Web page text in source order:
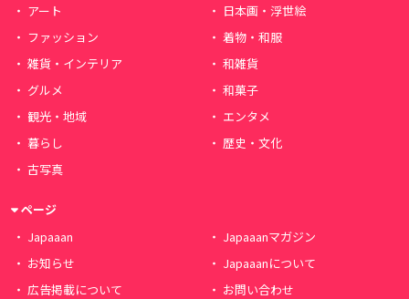
アート
日本画・浮世絵
ファッション
着物・和服
雑貨・インテリア
和雑貨
グルメ
和菓子
観光・地域
エンタメ
暮らし
歴史・文化
古写真
ページ
Japaaan
Japaaanマガジン
お知らせ
Japaaanについて
広告掲載について
お問い合わせ